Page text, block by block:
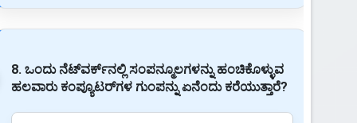
8. ಒಂದು ನೆಟ್‌ವರ್ಕ್‌ನಲ್ಲಿ ಸಂಪನ್ಮೂಲಗಳನ್ನು ಹಂಚಿಕೊಳ್ಳುವ
ಹಲವಾರು ಕಂಪ್ಯೂಟರ್‌ಗಳ ಗುಂಪನ್ನು ಏನೆಂದು ಕರೆಯುತ್ತಾರೆ?